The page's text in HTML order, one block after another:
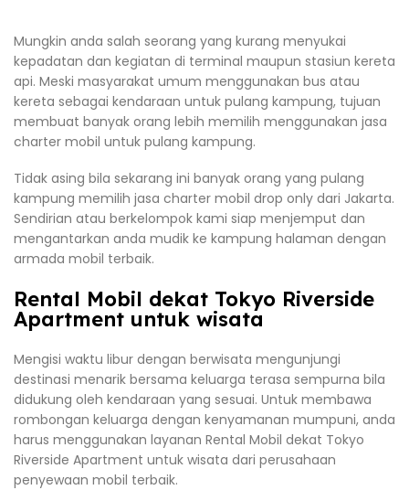
Mungkin anda salah seorang yang kurang menyukai
kepadatan dan kegiatan di terminal maupun stasiun kereta
api. Meski masyarakat umum menggunakan bus atau
kereta sebagai kendaraan untuk pulang kampung, tujuan
membuat banyak orang lebih memilih menggunakan jasa
charter mobil untuk pulang kampung.
Tidak asing bila sekarang ini banyak orang yang pulang
kampung memilih jasa charter mobil drop only dari Jakarta.
Sendirian atau berkelompok kami siap menjemput dan
mengantarkan anda mudik ke kampung halaman dengan
armada mobil terbaik.
Rental Mobil dekat Tokyo Riverside
Apartment untuk wisata
Mengisi waktu libur dengan berwisata mengunjungi
destinasi menarik bersama keluarga terasa sempurna bila
didukung oleh kendaraan yang sesuai. Untuk membawa
rombongan keluarga dengan kenyamanan mumpuni, anda
harus menggunakan layanan Rental Mobil dekat Tokyo
Riverside Apartment untuk wisata dari perusahaan
penyewaan mobil terbaik.